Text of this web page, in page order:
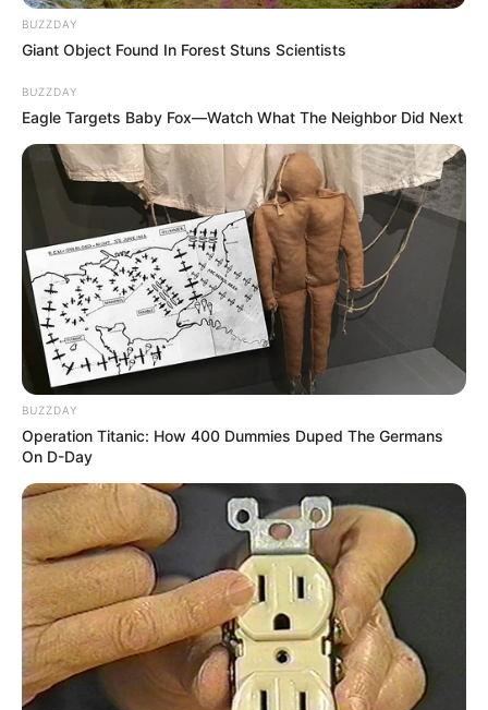
meg. M. Pétert vezetőszáron kísérték be, őt
emberölés előkészületével vádolják. R. Gyula
távol maradni társától.
Kiderült, a miniszterelnök elleni merénylettel nem
vádolják őket, ugyanakkor a hatóságok szerint a
radikális Magyar Nemzeti Hadsereg nevű csoport
tagjaiként más akciókat is tervezgettek.
BUZZDAY
Giant Object Found In Forest Stuns Scientists
BUZZDAY
Eagle Targets Baby Fox—Watch What The Neighbor Did Next
BUZZDAY
Operation Titanic: How 400 Dummies Duped The Germans
On D-Day